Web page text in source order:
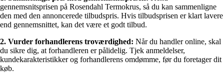
gennemsnitsprisen på Rosendahl Termokrus, så du kan sammenligne
den med den annoncerede tilbudspris. Hvis tilbudsprisen er klart lavere
end gennemsnittet, kan det være et godt tilbud.
2. Vurder forhandlerens troværdighed: Når du handler online, skal
du sikre dig, at forhandleren er pålidelig. Tjek anmeldelser,
kundekarakteristikker og forhandlerens omdømme, før du foretager dit
køb.